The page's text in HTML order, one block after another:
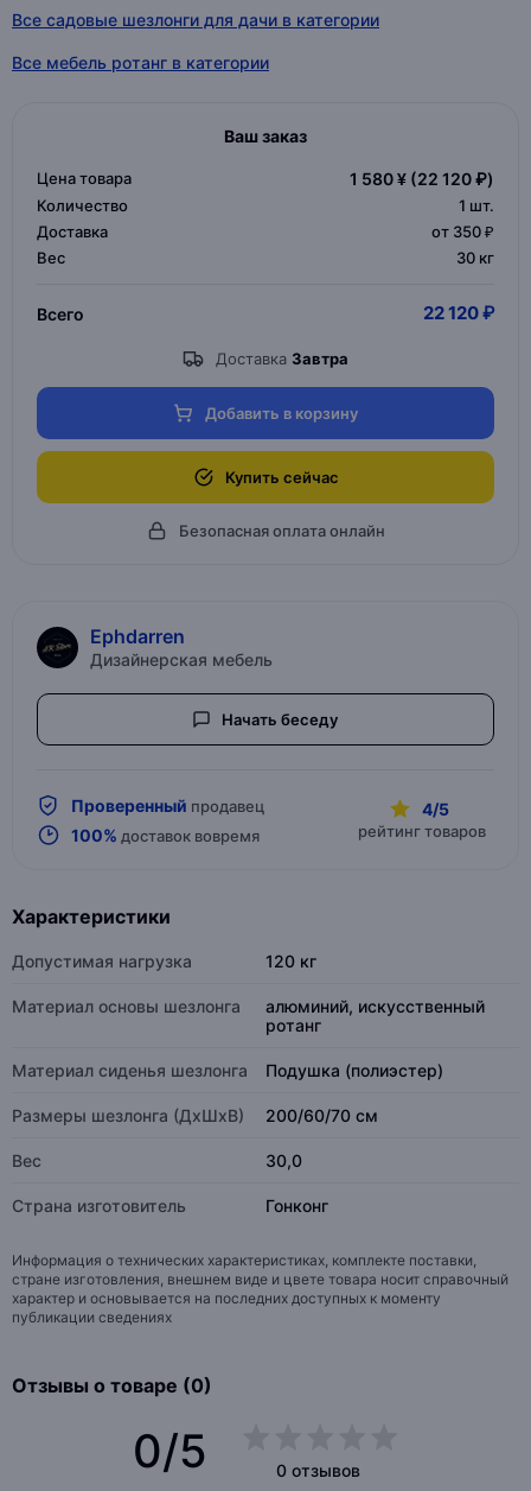
Все садовые шезлонги для дачи в категории
Все мебель ротанг в категории
Ваш заказ
Цена товара 1 580 ¥ (22 120 ₽)
Количество 1 шт.
Доставка
от 350 ₽
Вес
30 кг
Всего 22 120 ₽
Доставка Завтра
Добавить в корзину
Купить сейчас
Безопасная оплата онлайн
Ephdarren
Дизайнерская мебель
Начать беседу
Проверенный продавец
100% доставок вовремя
4/5
рейтинг товаров
Характеристики
Допустимая нагрузка 120 кг
Материал основы шезлонга
алюминий, искусственный
ротанг
Материал сиденья шезлонга Подушка (полиэстер)
Размеры шезлонга (ДхШхВ) 200/60/70 см
Вес 30,0
Страна изготовитель Гонконг
Информация о технических характеристиках, комплекте поставки,
стране изготовления, внешнем виде и цвете товара носит справочный
характер и основывается на последних доступных к моменту
публикации сведениях
Отзывы о товаре (0)
0/5 0 отзывов